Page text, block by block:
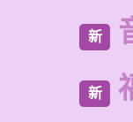
新
新